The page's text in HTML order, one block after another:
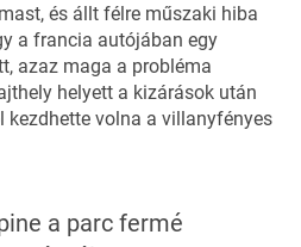
és állt félre műszaki hiba
a francia autójában egy
azaz maga a probléma
helyett a kizárások után
kezdhette volna a villanyfényes
a parc fermé